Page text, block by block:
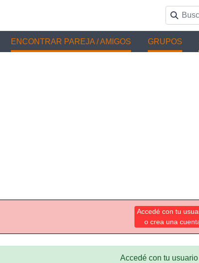
ENCONTRAR PAREJA / AMIGOS GRUPOS
Accedé con tu
o crea una
Accedé con tu